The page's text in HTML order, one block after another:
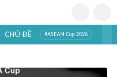
CHỦ ĐỀ #ASEAN Cup 2026